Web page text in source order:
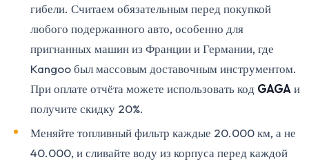
гибели. Считаем обязательным перед покупкой
любого подержанного авто, особенно для
пригнанных машин из Франции и Германии, где
Kangoo был массовым доставочным инструментом.
При оплате отчёта можете использовать код GAGA и
получите скидку 20%.
Меняйте топливный фильтр каждые 20.000 км, а не
40.000, и сливайте воду из корпуса перед каждой